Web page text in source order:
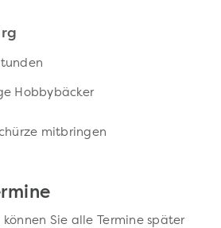
Hobbybäcker
mitbringen
Sie alle Termine später